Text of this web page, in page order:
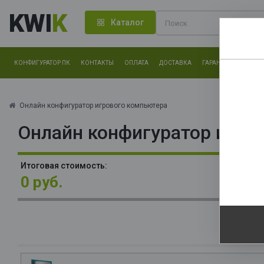
KWIK Каталог
КОНФИГУРАТОР ПК КОНТАКТЫ ОПЛАТА ДОСТАВКА ГАРАНТИЯ
Онлайн конфигуратор игрового компьютера
Онлайн конфигуратор
Итоговая стоимость:
0 руб.